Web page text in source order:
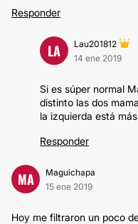
Responder
LA
Lau201812
14 ene 2019
Si es súper normal
distinto las dos
la izquierda está
Responder
MA
Maguichapa
15 ene 2019
Hoy me filtraron un poco